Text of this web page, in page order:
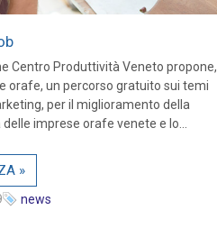
Centro Produttività Veneto propone,
orafe, un percorso gratuito sui temi
per il miglioramento della
imprese orafe venete e lo...
»
news